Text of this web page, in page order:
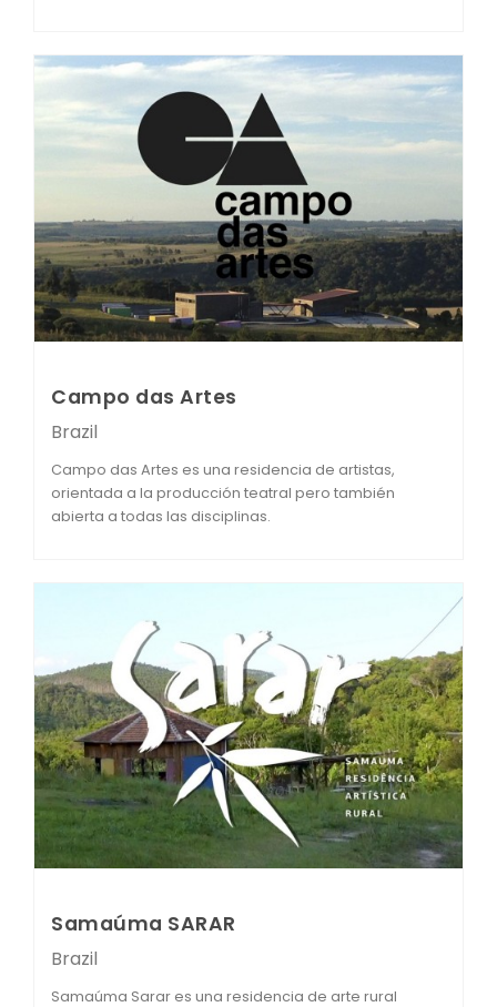
Campo das Artes
Brazil
Campo das Artes es una residencia de artistas,
orientada a la producción teatral pero también
abierta a todas las disciplinas.
Samaúma SARAR
Brazil
Samaúma Sarar es una residencia de arte rural